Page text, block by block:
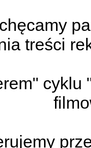
treści
cyklu